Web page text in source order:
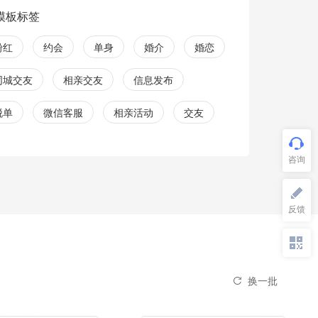
板标签
红 约会 单身 婚介 婚恋
城交友 相亲交友 信息发布
单 微信客服 相亲活动 交友
换一批